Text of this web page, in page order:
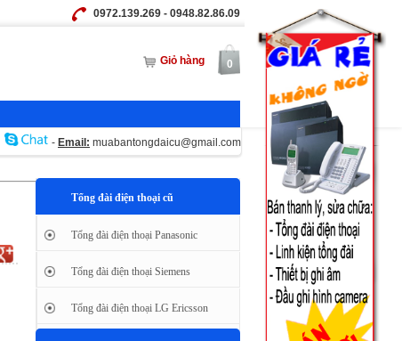
0972.139.269 - 0948.82.86.09
Giỏ hàng 0
- Email: muabantongdaicu@gmail.com
Tổng đài điện thoại cũ
Tổng đài điện thoại Panasonic
Tổng đài điện thoại Siemens
Tổng đài điện thoại LG Ericsson